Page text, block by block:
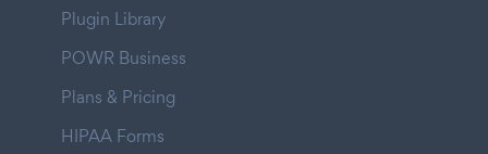
Plugin Library
POWR Business
Plans & Pricing
HIPAA Forms